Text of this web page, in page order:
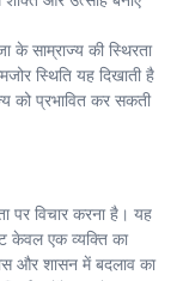
के साम्राज्य की स्थिरता
स्थिति यह दिखाती है
को प्रभावित कर सकती
पर विचार करना है। यह
केवल एक व्यक्ति का
और शासन में बदलाव का